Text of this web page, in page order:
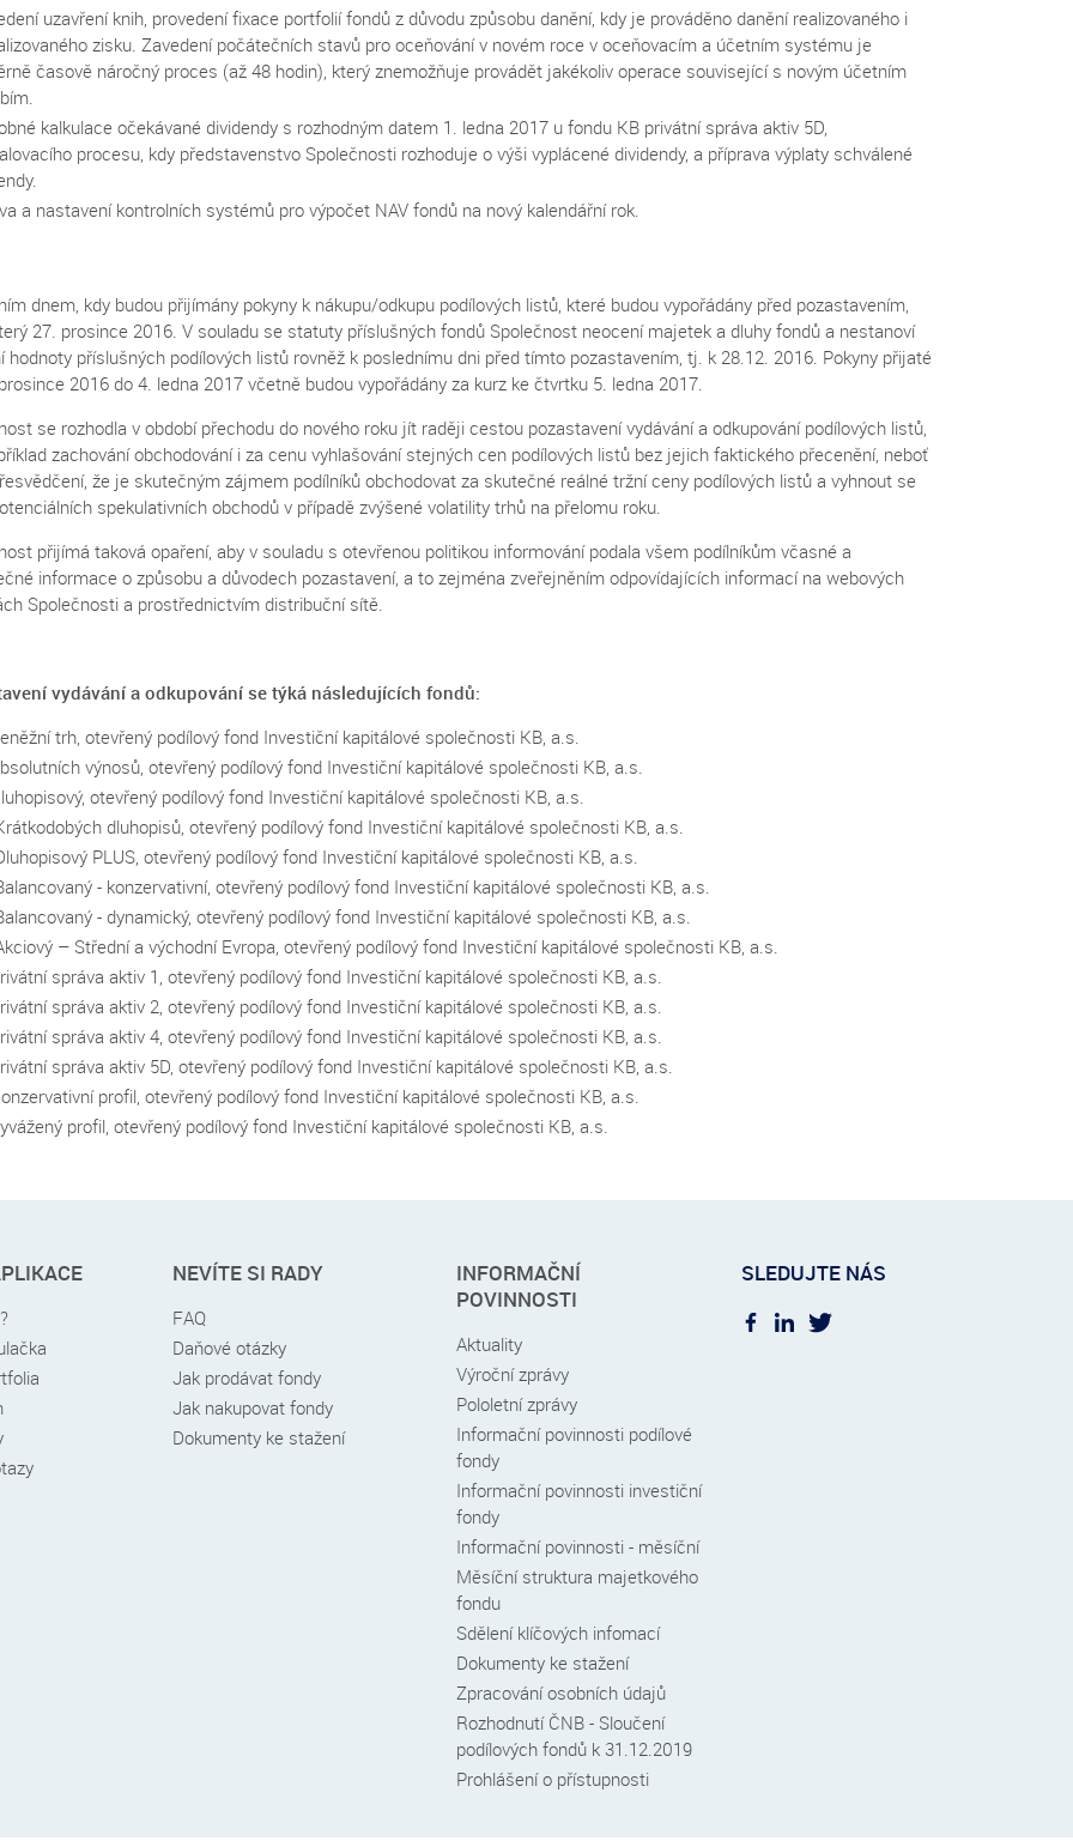
uzavření knih, provedení fixace portfolií fondů z důvodu způsobu danění, kdy je prováděno danění realizovaného i
zisku. Zavedení počátečních stavů pro oceňování v novém roce v oceňovacím a účetním systému je
časově náročný proces (až 48 hodin), který znemožňuje provádět jakékoliv operace související s novým účetním
kalkulace očekávané dividendy s rozhodným datem 1. ledna 2017 u fondu KB privátní správa aktiv 5D,
procesu, kdy představenstvo Společnosti rozhoduje o výši vyplácené dividendy, a příprava výplaty schválené
a nastavení kontrolních systémů pro výpočet NAV fondů na nový kalendářní rok.
dnem, kdy budou přijímány pokyny k nákupu/odkupu podílových listů, které budou vypořádány před pozastavením,
27. prosince 2016. V souladu se statuty příslušných fondů Společnost neocení majetek a dluhy fondů a nestanoví
hodnoty příslušných podílových listů rovněž k poslednímu dni před tímto pozastavením, tj. k 28.12. 2016. Pokyny přijaté
2016 do 4. ledna 2017 včetně budou vypořádány za kurz ke čtvrtku 5. ledna 2017.
se rozhodla v období přechodu do nového roku jít raději cestou pozastavení vydávání a odkupování podílových listů,
zachování obchodování i za cenu vyhlašování stejných cen podílových listů bez jejich faktického přecenění, neboť
že je skutečným zájmem podílníků obchodovat za skutečné reálné tržní ceny podílových listů a vyhnout se
spekulativních obchodů v případě zvýšené volatility trhů na přelomu roku.
přijímá taková opaření, aby v souladu s otevřenou politikou informování podala všem podílníkům včasné a
informace o způsobu a důvodech pozastavení, a to zejména zveřejněním odpovídajících informací na webových
Společnosti a prostřednictvím distribuční sítě.
vydávání a odkupování se týká následujících fondů:
trh, otevřený podílový fond Investiční kapitálové společnosti KB, a.s.
výnosů, otevřený podílový fond Investiční kapitálové společnosti KB, a.s.
otevřený podílový fond Investiční kapitálové společnosti KB, a.s.
dluhopisů, otevřený podílový fond Investiční kapitálové společnosti KB, a.s.
PLUS, otevřený podílový fond Investiční kapitálové společnosti KB, a.s.
- konzervativní, otevřený podílový fond Investiční kapitálové společnosti KB, a.s.
- dynamický, otevřený podílový fond Investiční kapitálové společnosti KB, a.s.
– Střední a východní Evropa, otevřený podílový fond Investiční kapitálové společnosti KB, a.s.
správa aktiv 1, otevřený podílový fond Investiční kapitálové společnosti KB, a.s.
správa aktiv 2, otevřený podílový fond Investiční kapitálové společnosti KB, a.s.
správa aktiv 4, otevřený podílový fond Investiční kapitálové společnosti KB, a.s.
správa aktiv 5D, otevřený podílový fond Investiční kapitálové společnosti KB, a.s.
profil, otevřený podílový fond Investiční kapitálové společnosti KB, a.s.
profil, otevřený podílový fond Investiční kapitálové společnosti KB, a.s.
NEVÍTE SI RADY
FAQ
Daňové otázky
Jak prodávat fondy
Jak nakupovat fondy
Dokumenty ke stažení
INFORMAČNÍ
POVINNOSTI
Aktuality
Výroční zprávy
Pololetní zprávy
Informační povinnosti podílové
fondy
Informační povinnosti investiční
fondy
Informační povinnosti - měsíční
Měsíční struktura majetkového
fondu
Sdělení klíčových infomací
Dokumenty ke stažení
Zpracování osobních údajů
Rozhodnutí ČNB - Sloučení
podílových fondů k 31.12.2019
Prohlášení o přístupnosti
SLEDUJTE NÁS